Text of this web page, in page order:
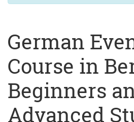
German
Course in
Beginners
Advanced